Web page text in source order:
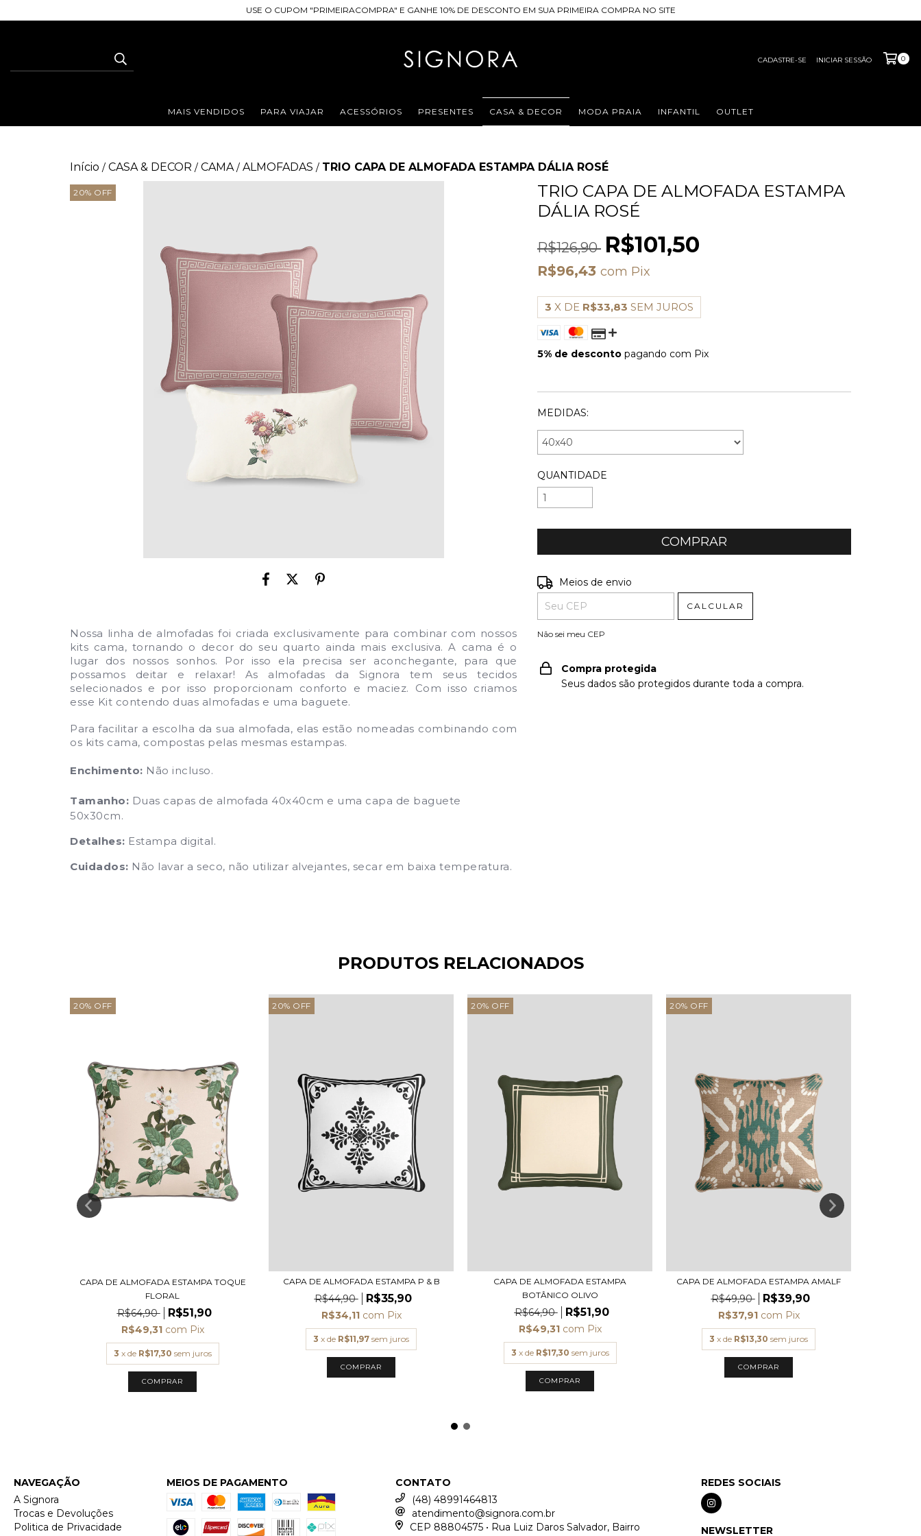
USE O CUPOM "PRIMEIRACOMPRA" E GANHE 10% DE DESCONTO EM SUA PRIMEIRA COMPRA NO SITE
CADASTRE-SE INICIAR SESSÃO 0
MAIS VENDIDOS PARA VIAJAR ACESSÓRIOS PRESENTES CASA & DECOR MODA PRAIA INFANTIL OUTLET
Início / CASA & DECOR / CAMA / ALMOFADAS / TRIO CAPA DE ALMOFADA ESTAMPA DÁLIA ROSÉ
20% OFF
Nossa linha de almofadas foi criada exclusivamente para combinar com nossos
kits cama, tornando o decor do seu quarto ainda mais exclusiva. A cama é o
lugar dos nossos sonhos. Por isso ela precisa ser aconchegante, para que
possamos deitar e relaxar! As almofadas da Signora tem seus tecidos
selecionados e por isso proporcionam conforto e maciez. Com isso criamos
esse Kit contendo duas almofadas e uma baguete.
Para facilitar a escolha da sua almofada, elas estão nomeadas combinando com
os kits cama, compostas pelas mesmas estampas.
Enchimento: Não incluso.
Tamanho: Duas capas de almofada 40x40cm e uma capa de baguete
50x30cm.
Detalhes: Estampa digital.
Cuidados: Não lavar a seco, não utilizar alvejantes, secar em baixa temperatura.
TRIO CAPA DE ALMOFADA ESTAMPA
DÁLIA ROSÉ
R$126,90 R$101,50
R$96,43com Pix
3 X DE R$33,83 SEM JUROS
5% de desconto pagando com Pix
MEDIDAS:
QUANTIDADE
Entregas para o CEP:
Meios de envio
CALCULAR
Não sei meu CEP
Compra protegida
Seus dados são protegidos durante toda a compra.
PRODUTOS RELACIONADOS
20% OFF
CAPA DE ALMOFADA ESTAMPA TOQUE
FLORAL
R$64,90 R$51,90
R$49,31 com Pix
3 x de R$17,30 sem juros
COMPRAR
20% OFF
CAPA DE ALMOFADA ESTAMPA P & B
R$44,90 R$35,90
R$34,11 com Pix
3 x de R$11,97 sem juros
COMPRAR
20% OFF
CAPA DE ALMOFADA ESTAMPA
BOTÂNICO OLIVO
R$64,90 R$51,90
R$49,31 com Pix
3 x de R$17,30 sem juros
COMPRAR
20% OFF
CAPA DE ALMOFADA ESTAMPA AMALF
R$49,90 R$39,90
R$37,91 com Pix
3 x de R$13,30 sem juros
COMPRAR
NAVEGAÇÃO
A Signora
Trocas e Devoluções
Politica de Privacidade
MEIOS DE PAGAMENTO
CONTATO
(48) 48991464813
atendimento@signora.com.br
CEP 88804575 • Rua Luiz Daros Salvador, Bairro
REDES SOCIAIS
NEWSLETTER